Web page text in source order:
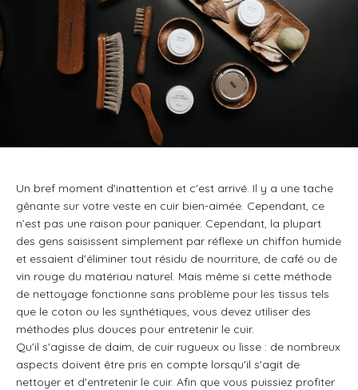
Un bref moment d'inattention et c'est arrivé. Il y a une tache
gênante sur votre veste en cuir bien-aimée. Cependant, ce
n’est pas une raison pour paniquer. Cependant, la plupart
des gens saisissent simplement par réflexe un chiffon humide
et essaient d'éliminer tout résidu de nourriture, de café ou de
vin rouge du matériau naturel. Mais même si cette méthode
de nettoyage fonctionne sans problème pour les tissus tels
que le coton ou les synthétiques, vous devez utiliser des
méthodes plus douces pour entretenir le cuir.
Qu'il s'agisse de daim, de cuir rugueux ou lisse : de nombreux
aspects doivent être pris en compte lorsqu'il s'agit de
nettoyer et d'entretenir le cuir. Afin que vous puissiez profiter